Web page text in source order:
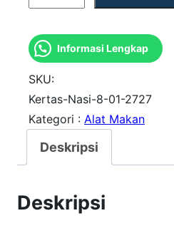
u
a
n
t
i
t
e
Informasi Lengkap
SKU:
Kertas-Nasi-8-01-2727
Kategori : Alat Makan
Deskripsi
Deskripsi